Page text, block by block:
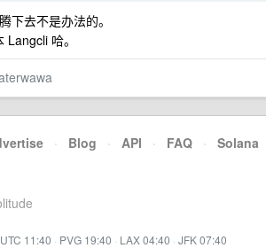
下去不是办法的。
哈。
· Blog · API · FAQ · Solana
UTC 11:40 · PVG 19:40 · LAX 04:40 · JFK 07:40